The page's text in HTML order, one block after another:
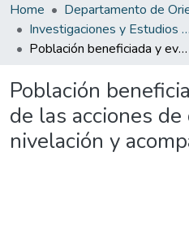
Home
Investigaciones y Estudios del DOP
Población beneficiada y evaluación de las acciones de diagnóstico, nivelación y acompañamiento 2024
Población
de las acciones
nivelación y